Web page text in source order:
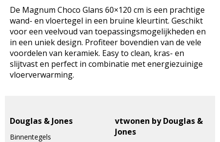
De Magnum Choco Glans 60×120 cm is een prachtige
wand- en vloertegel in een bruine kleurtint. Geschikt
voor een veelvoud van toepassingsmogelijkheden en
in een uniek design. Profiteer bovendien van de vele
voordelen van keramiek. Easy to clean, kras- en
slijtvast en perfect in combinatie met energiezuinige
vloerverwarming.
Douglas & Jones
Binnentegels
vtwonen by Douglas &
Jones